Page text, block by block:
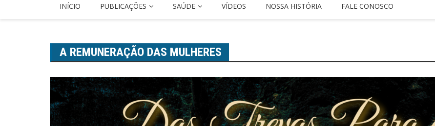
INÍCIO PUBLICAÇÕES SAÚDE VÍDEOS NOSSA HISTÓRIA FALE CONOSCO
A REMUNERAÇÃO DAS MULHERES